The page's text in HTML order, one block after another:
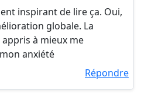
inspirant de lire ça. Oui,
globale. La
à mieux me
anxiété
Répondre